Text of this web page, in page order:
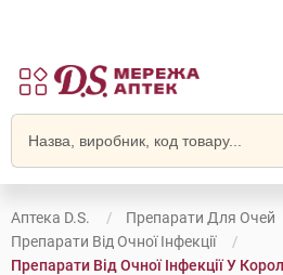
Аптека D.S.
Препарати Для Очей
Препарати Від Очної Інфекції
Препарати Від Очної Інфекції У